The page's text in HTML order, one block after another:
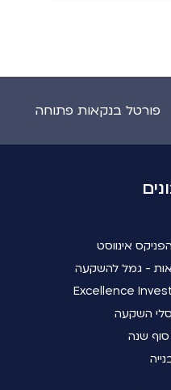
פורטל בנקאות פתוחה
אינווסט
- גמל להשקעה
השקעה
שנה